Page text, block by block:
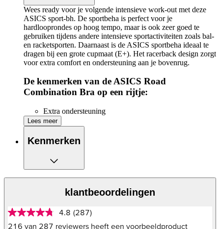
Wees ready voor je volgende intensieve work-out met deze
ASICS sport-bh. De sportbeha is perfect voor je
hardlooprondes op hoog tempo, maar is ook zeer goed te
gebruiken tijdens andere intensieve sportactiviteiten zoals bal-
en racketsporten. Daarnaast is de ASICS sportbeha ideaal te
dragen bij een grote cupmaat (E+). Het racerback design zorgt
voor extra comfort en ondersteuning aan je bovenrug.
De kenmerken van de ASICS Road
Combination Bra op een rijtje:
Extra ondersteuning
Geschikt voor intensieve hardloopsessies
Racerback-ontworpen singlet
Voorgevulde vaste cups
Racerback-design voor extra comfort
Gemaakt van gerecycled nylon
Lees meer
Kenmerken
klantbeoordelingen
4.8
van
4.8 (287)
216 van 287 reviewers heeft een voorbeeldproduct